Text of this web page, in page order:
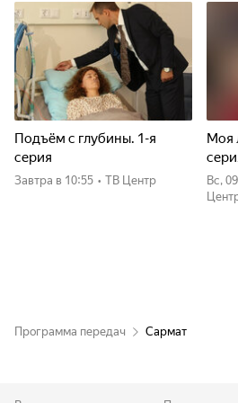
наиболее эмоциональными для
личными потерями моего героя,
непросто. Хочу поблагодарить
постановщиков, каскадёрское
действующих специалистов и
неоценимую помощь, участие и
Подъём с глубины. 1-я
серия
Завтра в 10:55 • ТВ Центр
Моя
вс,
Программа передач Сармат